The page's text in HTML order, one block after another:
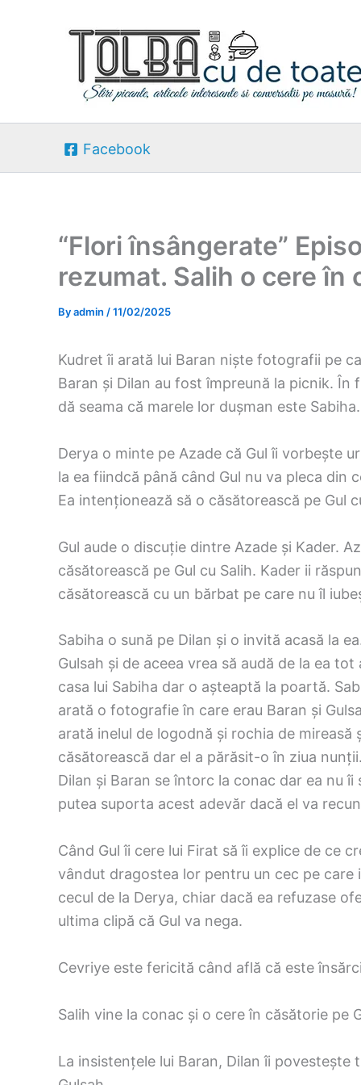
Facebook
“Flori însângerate”
rezumat. Salih o cere în
Byadmin /11/02/2025
Kudret îi arată lui Baran niște fotografii pe
Baran și Dilan au fost împreună la picnik. În
dă seama că marele lor dușman este Sabiha.
Derya o minte pe Azade că Gul îi vorbește
la ea fiindcă până când Gul nu va pleca din
Ea intenționează să o căsătorească pe Gul
Gul aude o discuție dintre Azade și Kader.
căsătorească pe Gul cu Salih. Kader ii
căsătorească cu un bărbat pe care nu îl
Sabiha o sună pe Dilan și o invită acasă la
Gulsah și de aceea vrea să audă de la ea
casa lui Sabiha dar o așteaptă la poartă.
arată o fotografie în care erau Baran și
arată inelul de logodnă și rochia de mireasă
căsătorească dar el a părăsit-o în ziua nunții.
Dilan și Baran se întorc la conac dar ea nu
putea suporta acest adevăr dacă el va
Când Gul îi cere lui Firat să îi explice de ce
vândut dragostea lor pentru un cec pe care
cecul de la Derya, chiar dacă ea refuzase
ultima clipă că Gul va nega.
Cevriye este fericită când află că este
Salih vine la conac și o cere în căsătorie pe
La insistențele lui Baran, Dilan îi povestește